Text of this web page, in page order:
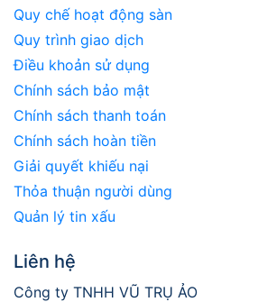
Quy chế hoạt động sàn
Quy trình giao dịch
Điều khoản sử dụng
Chính sách bảo mật
Chính sách thanh toán
Chính sách hoàn tiền
Giải quyết khiếu nại
Thỏa thuận người dùng
Quản lý tin xấu
Liên hệ
Công ty TNHH VŨ TRỤ ẢO